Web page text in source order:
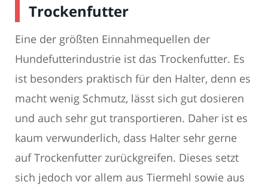
Trockenfutter
Eine der größten Einnahmequellen der
Hundefutterindustrie ist das Trockenfutter. Es
ist besonders praktisch für den Halter, denn es
macht wenig Schmutz, lässt sich gut dosieren
und auch sehr gut transportieren. Daher ist es
kaum verwunderlich, dass Halter sehr gerne
auf Trockenfutter zurückgreifen. Dieses setzt
sich jedoch vor allem aus Tiermehl sowie aus